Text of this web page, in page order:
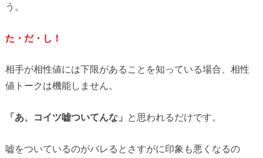
う。
た・だ・し！
相手が相性値には下限があることを知っている場合、相性
値トークは機能しません。
「あ、コイツ嘘ついてんな」 と思われるだけです。
嘘をついているのがバレるとさすがに印象も悪くなるの